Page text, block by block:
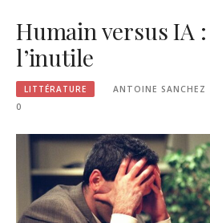
Humain versus IA
l’inutile
LITTÉRATURE ANTOINE SANCHEZ
0